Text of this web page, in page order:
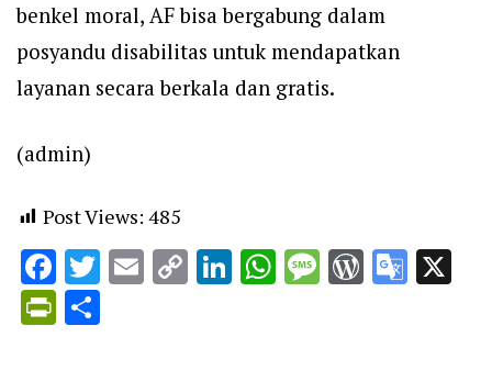
benkel moral, AF bisa bergabung dalam
posyandu disabilitas untuk mendapatkan
layanan secara berkala dan gratis.
(admin)
Post Views: 485
Facebook
Twitter
EmailCopyLinkedIn
WhatsApp
Message
PrintFriendly